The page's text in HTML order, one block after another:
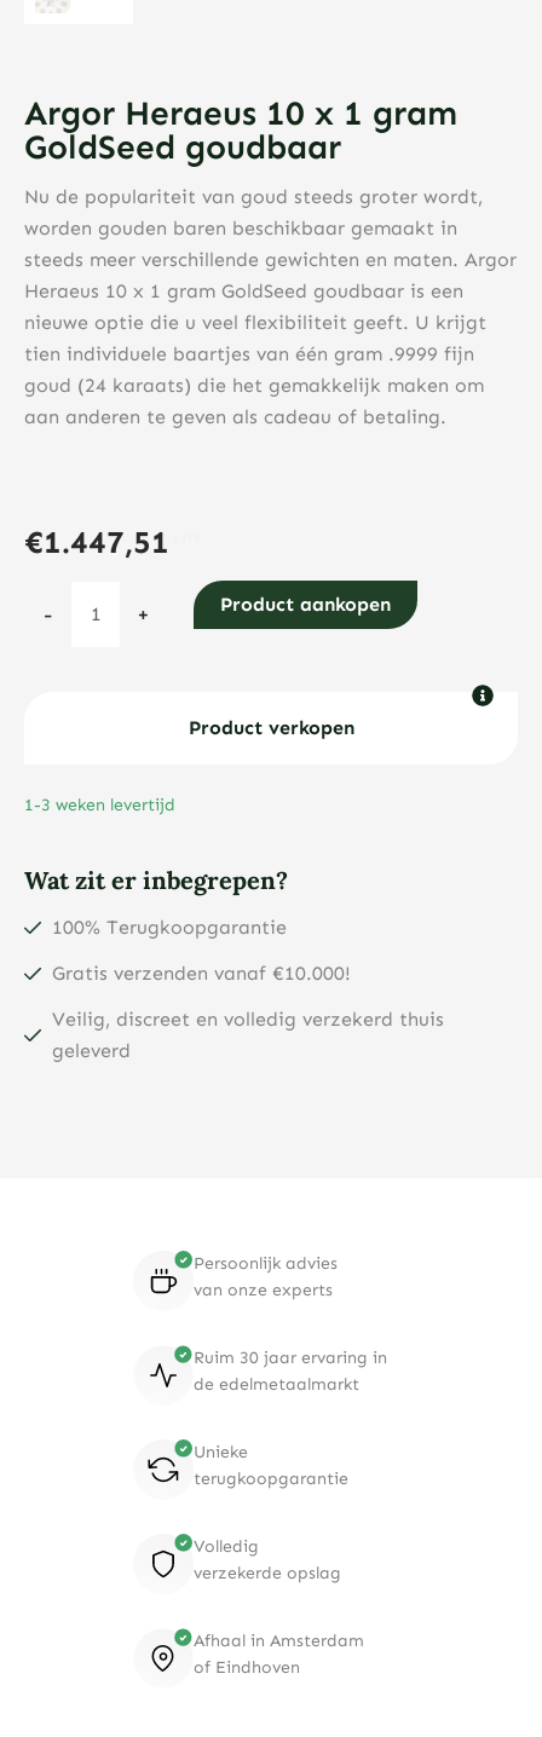
Argor Heraeus 10 x 1 gram
GoldSeed goudbaar
Nu de populariteit van goud steeds groter wordt,
worden gouden baren beschikbaar gemaakt in
steeds meer verschillende gewichten en maten. Argor
Heraeus 10 x 1 gram GoldSeed goudbaar is een
nieuwe optie die u veel flexibiliteit geeft. U krijgt
tien individuele baartjes van één gram .9999 fijn
goud (24 karaats) die het gemakkelijk maken om
aan anderen te geven als cadeau of betaling.
€1.447,51
-
Heraeus
goudbaar
+ Product aankopen
Product verkopen
1-3 weken levertijd
Wat zit er inbegrepen?
100% Terugkoopgarantie
Gratis verzenden vanaf €10.000!
Veilig, discreet en volledig verzekerd thuis
geleverd
Persoonlijk advies
van onze experts
Ruim 30 jaar ervaring in
de edelmetaalmarkt
Unieke
terugkoopgarantie
Volledig
verzekerde opslag
Afhaal in Amsterdam
of Eindhoven